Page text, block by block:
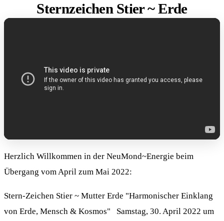
Sternzeichen Stier ~ Erde
Herzlich Willkommen in der NeuMond~Energie beim
Übergang vom April zum Mai 2022:
Stern-Zeichen Stier ~ Mutter Erde "Harmonischer Einklang
von Erde, Mensch & Kosmos" Samstag, 30. April 2022 um